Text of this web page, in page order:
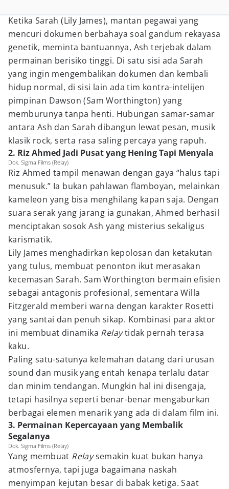
Ketika Sarah (Lily James), mantan pegawai yang
mencuri dokumen berbahaya soal gandum rekayasa
genetik, meminta bantuannya, Ash terjebak dalam
permainan berisiko tinggi. Di satu sisi ada Sarah
yang ingin mengembalikan dokumen dan kembali
hidup normal, di sisi lain ada tim kontra-intelijen
pimpinan Dawson (Sam Worthington) yang
memburunya tanpa henti. Hubungan samar-samar
antara Ash dan Sarah dibangun lewat pesan, musik
klasik rock, serta rasa saling percaya yang rapuh.
2. Riz Ahmed Jadi Pusat yang Hening Tapi Menyala
Dok. Sigma Films (Relay)
Riz Ahmed tampil menawan dengan gaya “halus tapi
menusuk.” Ia bukan pahlawan flamboyan, melainkan
kameleon yang bisa menghilang kapan saja. Dengan
suara serak yang jarang ia gunakan, Ahmed berhasil
menciptakan sosok Ash yang misterius sekaligus
karismatik.
Lily James menghadirkan kepolosan dan ketakutan
yang tulus, membuat penonton ikut merasakan
kecemasan Sarah. Sam Worthington bermain efisien
sebagai antagonis profesional, sementara Willa
Fitzgerald memberi warna dengan karakter Rosetti
yang santai dan penuh sikap. Kombinasi para aktor
ini membuat dinamika Relaytidak pernah terasa
kaku.
Paling satu-satunya kelemahan datang dari urusan
sound dan musik yang entah kenapa terlalu datar
dan minim tendangan. Mungkin hal ini disengaja,
tetapi hasilnya seperti benar-benar mengaburkan
berbagai elemen menarik yang ada di dalam film ini.
3. Permainan Kepercayaan yang Membalik
Segalanya
Dok. Sigma Films (Relay)
Yang membuat Relaysemakin kuat bukan hanya
atmosfernya, tapi juga bagaimana naskah
menyimpan kejutan besar di babak ketiga. Saat